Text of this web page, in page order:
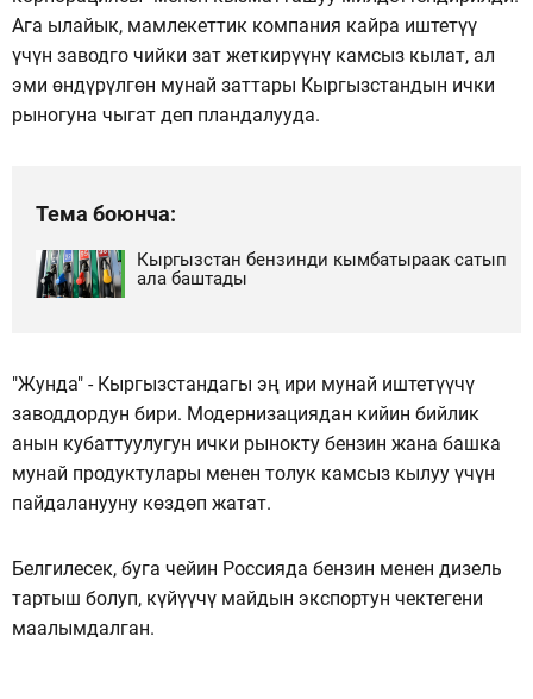
Ага ылайык, мамлекеттик компания кайра иштетүү
үчүн заводго чийки зат жеткирүүнү камсыз кылат, ал
эми өндүрүлгөн мунай заттары Кыргызстандын ички
рыногуна чыгат деп пландалууда.
Тема боюнча:
Кыргызстан бензинди кымбатыраак сатып
ала баштады
"Жунда" - Кыргызстандагы эң ири мунай иштетүүчү
заводдордун бири. Модернизациядан кийин бийлик
анын кубаттуулугун ички рынокту бензин жана башка
мунай продуктулары менен толук камсыз кылуу үчүн
пайдаланууну көздөп жатат.
Белгилесек, буга чейин Россияда бензин менен дизель
тартыш болуп, күйүүчү майдын экспортун чектегени
маалымдалган.